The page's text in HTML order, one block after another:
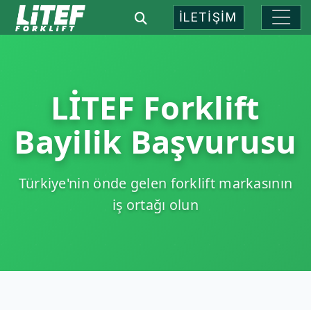
İLETİŞİM
LİTEF Forklift
Bayilik Başvurusu
Türkiye'nin önde gelen forklift markasının
iş ortağı olun